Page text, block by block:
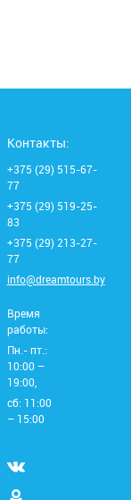
Контакты:
+375 (29) 515-67-
77
+375 (29) 519-25-
83
+375 (29) 213-27-
77
info@dreamtours.by
Время
работы:
Пн.- пт.:
10:00 –
19:00,
сб: 11:00
– 15:00